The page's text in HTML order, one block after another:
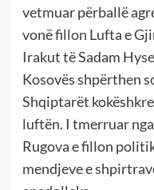
vetmuar përballë
vonë fillon Lufta e
Irakut të Sadam
Kosovës shpërthen
Shqiptarët
luftën. I tmerruar
Rugova e fillon
mendjeve e